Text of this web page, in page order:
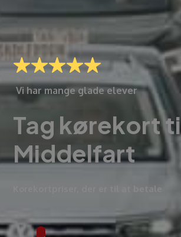
Vi har mange glade elever
Tag kørekort
Middelfart
Kørekortpriser, der er til at betale